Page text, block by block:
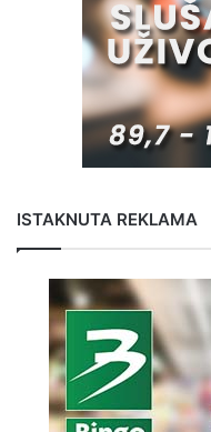
ISTAKNUTA REKLAMA